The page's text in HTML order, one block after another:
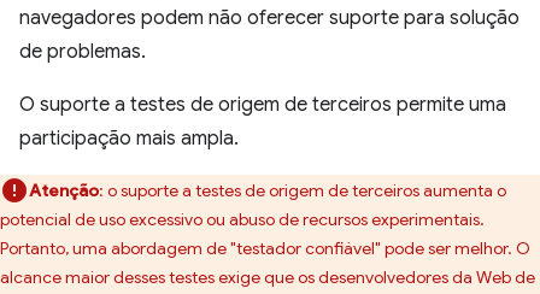
navegadores podem não oferecer suporte para solução
de problemas.
O suporte a testes de origem de terceiros permite uma
participação mais ampla.
Atenção: o suporte a testes de origem de terceiros aumenta o
potencial de uso excessivo ou abuso de recursos experimentais.
Portanto, uma abordagem de "testador confiável" pode ser melhor. O
alcance maior desses testes exige que os desenvolvedores da Web de